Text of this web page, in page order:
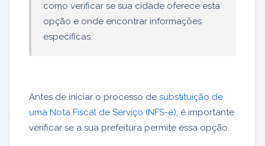
como verificar se sua cidade oferece esta
opção e onde encontrar informações
específicas.
Antes de iniciar o processo de substituição de
uma Nota Fiscal de Serviço (NFS-e) , é importante
verificar se a sua prefeitura permite essa opção.